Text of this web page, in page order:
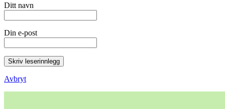
Ditt navn
Din e-post
Skriv leserinnlegg
Avbryt